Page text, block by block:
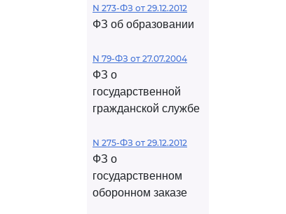
N 273-ФЗ от 29.12.2012
ФЗ об образовании
N 79-ФЗ от 27.07.2004
ФЗ о
государственной
гражданской службе
N 275-ФЗ от 29.12.2012
ФЗ о
государственном
оборонном заказе